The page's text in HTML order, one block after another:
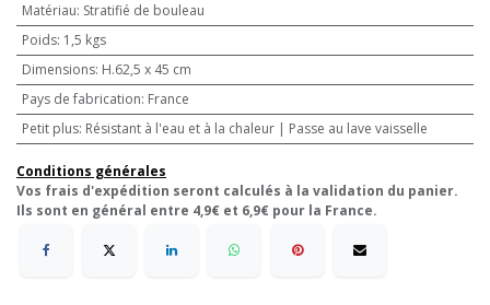
Matériau: Stratifié de bouleau
Poids: 1,5 kgs
Dimensions: H.62,5 x 45 cm
Pays de fabrication: France
Petit plus: Résistant à l'eau et à la chaleur | Passe au lave vaisselle
Conditions générales
Vos frais d'expédition seront calculés à la validation du panier.
Ils sont en général entre 4,9€ et 6,9€ pour la France.